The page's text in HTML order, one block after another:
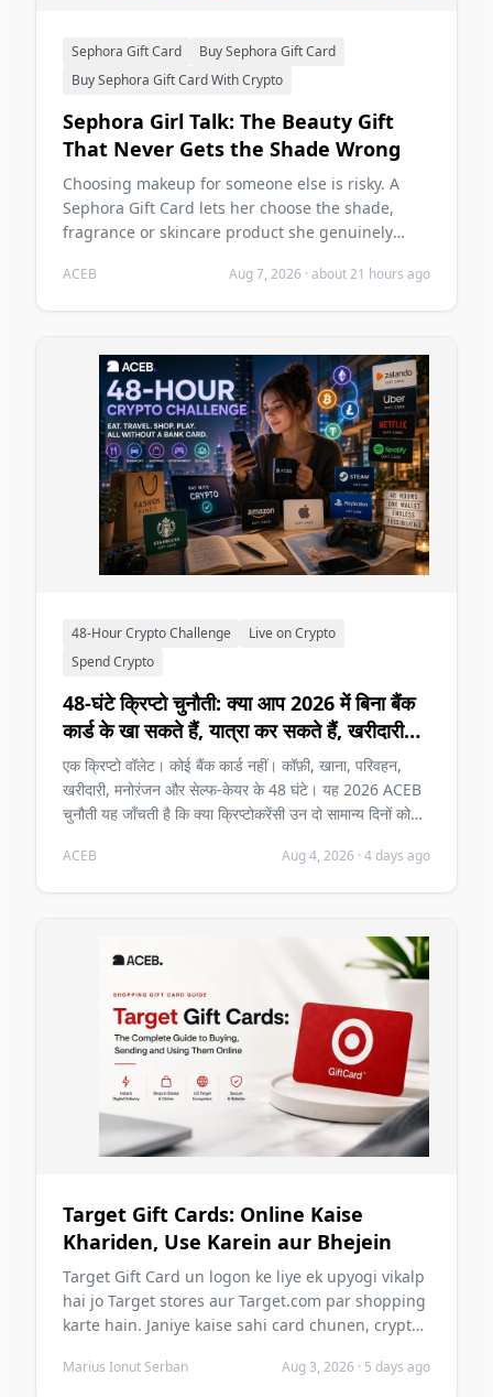
Sephora Gift Card
Buy Sephora Gift Card
Buy Sephora Gift Card With Crypto
Sephora Girl Talk: The Beauty Gift
That Never Gets the Shade Wrong
Choosing makeup for someone else is risky. A
Sephora Gift Card lets her choose the shade,
fragrance or skincare product she genuinely
ACEB Aug 7, 2026 · about 21 hours ago
48-Hour Crypto Challenge
Live on Crypto
Spend Crypto
48-घंटे क्रिप्टो चुनौती: क्या आप 2026 में बिना बैंक
कार्ड के खा सकते हैं, यात्रा कर सकते हैं, खरीदारी
और मनोरंजन कर सकते हैं?
एक क्रिप्टो वॉलेट। कोई बैंक कार्ड नहीं। कॉफ़ी, खाना, परिवहन,
खरीदारी, मनोरंजन और सेल्फ-केयर के 48 घंटे। यह 2026 ACEB
चुनौती यह जाँचती है कि क्या क्रिप्टोकरेंसी उन दो सामान्य दिनों को
ACEB Aug 4, 2026 · 4 days ago
Target Gift Cards: Online Kaise
Khariden, Use Karein aur Bhejein
Target Gift Card un logon ke liye ek upyogi vikalp
hai jo Target stores aur Target.com par shopping
karte hain. Janiye kaise sahi card chunen, crypto
surakshit redemption kaise karein, aur kharidne
Marius Ionut Serban Aug 3, 2026 · 5 days ago